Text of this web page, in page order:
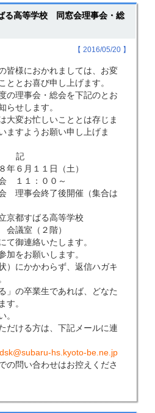
る高等学校 同窓会理事会・総
【 2016/05/20 】
様におかれましては、お変
ととお喜び申し上げます。
の理事会・総会を下記のとお
らせします。
大変お忙しいこととは存じま
ますようお願い申し上げま
記
６月１１日（土）
：００～
了後開催（集合は
都すばる高等学校
（２階）
て御連絡いたします。
加をお願いします。
）にかかわらず、返信ハガキ
」の卒業生であれば、どなた
す。
。
だける方は、下記メールに連
hs.kyoto-be.ne.jp
の問い合わせはお控えくださ